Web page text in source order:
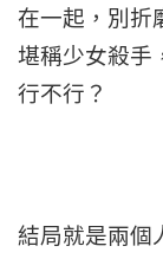
在一起，別折
堪稱少女殺手
行不行？
結局就是兩個